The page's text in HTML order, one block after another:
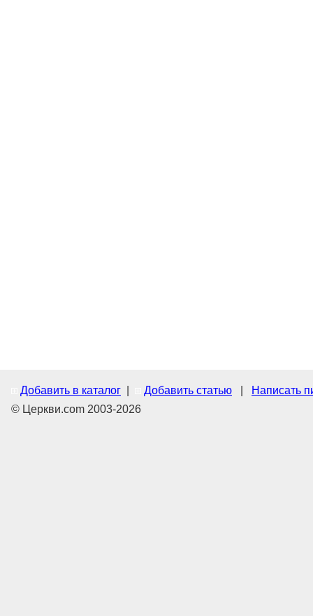
Добавить в каталог Добавить статью
Написать
© Церкви.com 2003-2026